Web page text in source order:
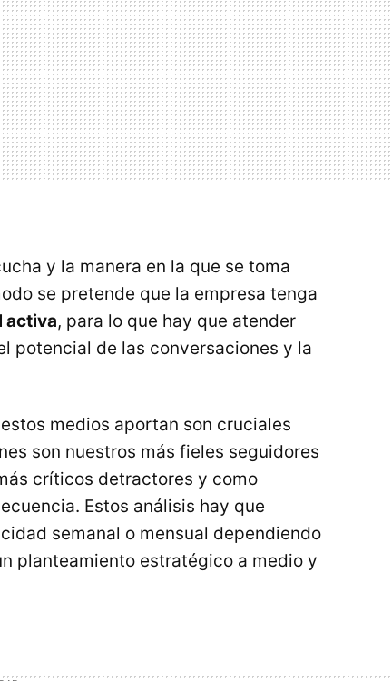
y la manera en la que se toma
se pretende que la empresa tenga
activa, para lo que hay que atender
potencial de las conversaciones y la
medios aportan son cruciales
son nuestros más fieles seguidores
críticos detractores y como
Estos análisis hay que
semanal o mensual dependiendo
planteamiento estratégico a medio y